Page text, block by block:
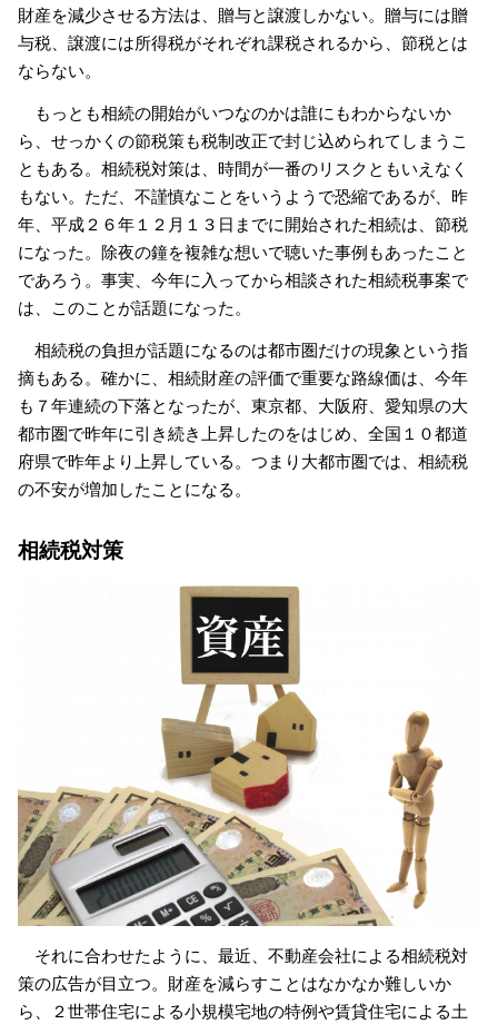
財産を減少させる方法は、贈与と譲渡しかない。贈与には贈
与税、譲渡には所得税がそれぞれ課税されるから、節税とは
ならない。
もっとも相続の開始がいつなのかは誰にもわからないか
ら、せっかくの節税策も税制改正で封じ込められてしまうこ
ともある。相続税対策は、時間が一番のリスクともいえなく
もない。ただ、不謹慎なことをいうようで恐縮であるが、昨
年、平成２６年１２月１３日までに開始された相続は、節税
になった。除夜の鐘を複雑な想いで聴いた事例もあったこと
であろう。事実、今年に入ってから相談された相続税事案で
は、このことが話題になった。
相続税の負担が話題になるのは都市圏だけの現象という指
摘もある。確かに、相続財産の評価で重要な路線価は、今年
も７年連続の下落となったが、東京都、大阪府、愛知県の大
都市圏で昨年に引き続き上昇したのをはじめ、全国１０都道
府県で昨年より上昇している。つまり大都市圏では、相続税
の不安が増加したことになる。
相続税対策
それに合わせたように、最近、不動産会社による相続税対
策の広告が目立つ。財産を減らすことはなかなか難しいか
ら、２世帯住宅による小規模宅地の特例や賃貸住宅による土